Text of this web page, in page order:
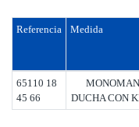
Referencia Medida
65110 18
45 66
DUCHA CON